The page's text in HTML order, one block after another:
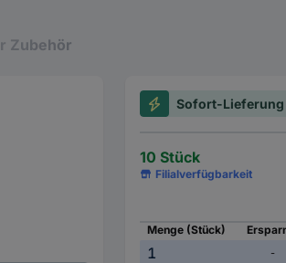
Zubehör
Sofort-Lieferung
10 Stück
Filialverfügbarkeit
Menge (Stück)
1 -